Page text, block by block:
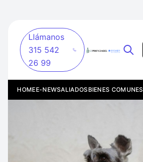
Llámanos
315 542
26 99
HOMEE-NEWSALIADOS BIENES COMUNES